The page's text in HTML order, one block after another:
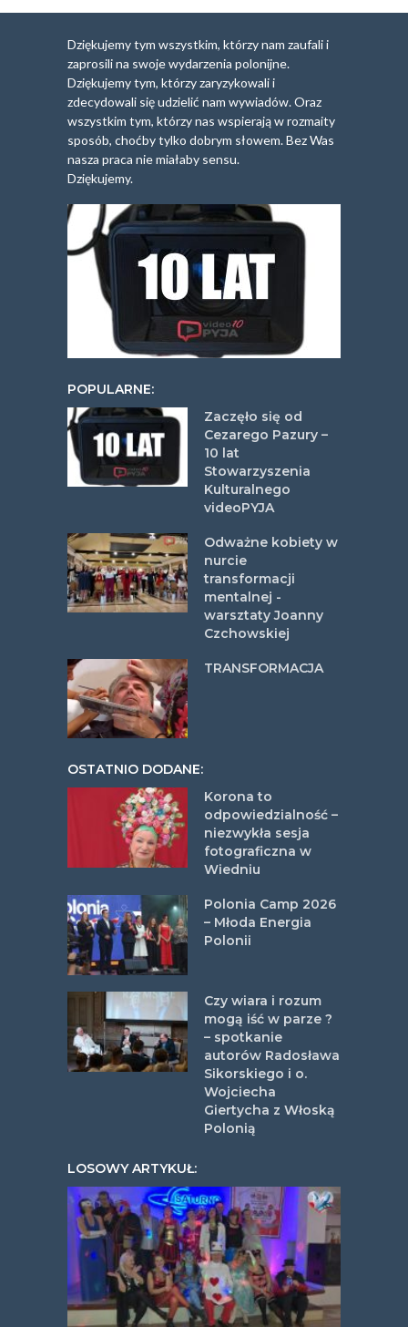
Dziękujemy tym wszystkim, którzy nam zaufali i
zaprosili na swoje wydarzenia polonijne.
Dziękujemy tym, którzy zaryzykowali i
zdecydowali się udzielić nam wywiadów. Oraz
wszystkim tym, którzy nas wspierają w rozmaity
sposób, choćby tylko dobrym słowem. Bez Was
nasza praca nie miałaby sensu.
Dziękujemy.
POPULARNE:
Zaczęło się od
Cezarego Pazury –
10 lat
Stowarzyszenia
Kulturalnego
videoPYJA
Odważne kobiety w
nurcie
transformacji
mentalnej -
warsztaty Joanny
Czchowskiej
TRANSFORMACJA
OSTATNIO DODANE:
Korona to
odpowiedzialność –
niezwykła sesja
fotograficzna w
Wiedniu
Polonia Camp 2026
– Młoda Energia
Polonii
Czy wiara i rozum
mogą iść w parze ?
– spotkanie
autorów Radosława
Sikorskiego i o.
Wojciecha
Giertycha z Włoską
Polonią
LOSOWY ARTYKUŁ: